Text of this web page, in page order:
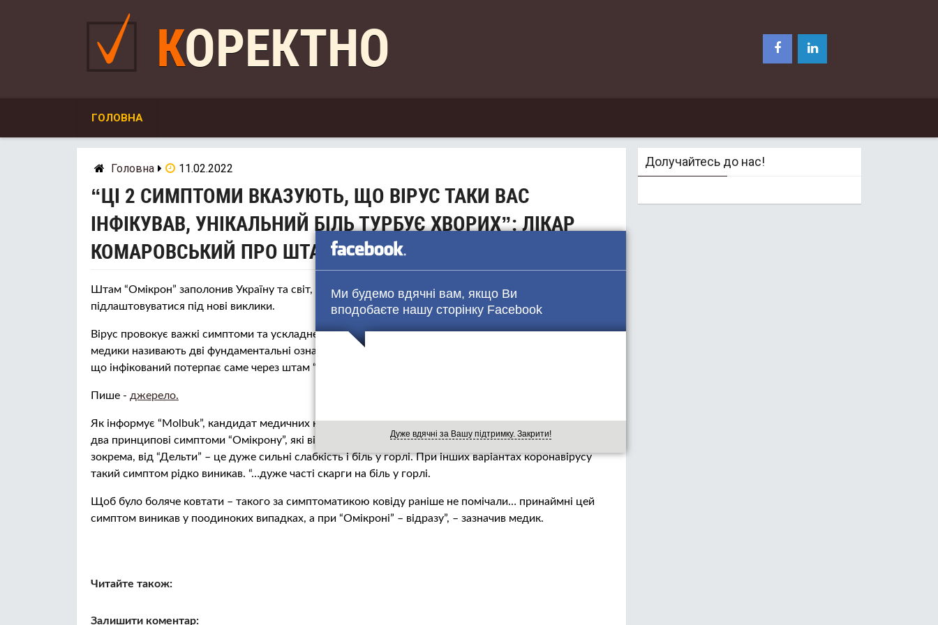
Ми будемо вдячні вам, якщо Ви
вподобаєте нашу сторінку Facebook
Дуже вдячні за Вашу підтримку. Закрити!
КОРЕКТНО
ГОЛОВНА
Головна 11.02.2022
“ЦІ 2 СИМПТОМИ ВКАЗУЮТЬ, ЩО ВІРУС ТАКИ ВАС
ІНФІКУВАВ, УНІКАЛЬНИЙ БІЛЬ ТУРБУЄ ХВОРИХ”: ЛІКАР
КОМАРОВСЬКИЙ ПРО ШТАМ “ОМІКРОН”
Штам “Омікрон” заполонив Україну та світ, змусивши медичну систему нашої держави
підлаштовуватися під нові виклики.
Вірус провокує важкі симптоми та ускладнення, які часто є досить несподіваними, проте деякі
медики називають дві фундаментальні ознаки, які дозволяють з високою імовірністю припустити,
що інфікований потерпає саме через штам “Омікрон”.
Пише - джерело.
Як інформує “Molbuk”, кандидат медичних наук та педіатр Євген Комаровський повідомив, що існує
два принципові симптоми “Омікрону”, які відрізняють цей штам коронавірусу COVID-19 від інших,
зокрема, від “Дельти” – це дуже сильні слабкість і біль у горлі. При інших варіантах коронавірусу
такий симптом рідко виникав. “…дуже часті скарги на біль у горлі.
Щоб було боляче ковтати – такого за симптоматикою ковіду раніше не помічали… принаймні цей
симптом виникав у поодиноких випадках, а при “Омікроні” – відразу”, – зазначив медик.
Читайте також:
Залишити коментар:
Долучайтесь до нас!